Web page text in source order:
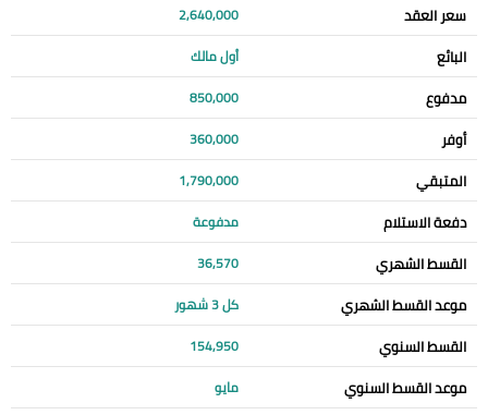
سعر العقد 2,640,000
البائع أول مالك
مدفوع 850,000
أوفر 360,000
المتبقي 1,790,000
دفعة الاستلام مدفوعة
القسط الشهري 36,570
موعد القسط الشهري كل 3 شهور
القسط السنوي 154,950
موعد القسط السنوي مايو